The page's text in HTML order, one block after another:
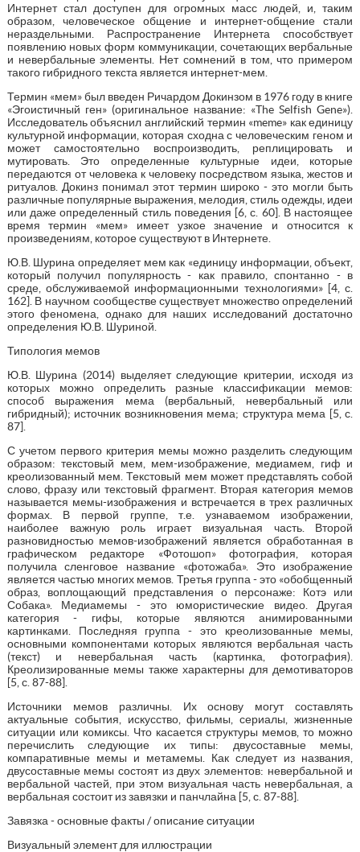
Интернет стал доступен для огромных масс людей, и, таким
образом, человеческое общение и интернет-общение стали
нераздельными. Распространение Интернета способствует
появлению новых форм коммуникации, сочетающих вербальные
и невербальные элементы. Нет сомнений в том, что примером
такого гибридного текста является интернет-мем.
Термин «мем» был введен Ричардом Докинзом в 1976 году в книге
«Эгоистичный ген» (оригинальное название: «The Selfish Gene»).
Исследователь объяснил английский термин «meme» как единицу
культурной информации, которая сходна с человеческим геном и
может самостоятельно воспроизводить, реплицировать и
мутировать. Это определенные культурные идеи, которые
передаются от человека к человеку посредством языка, жестов и
ритуалов. Докинз понимал этот термин широко - это могли быть
различные популярные выражения, мелодия, стиль одежды, идеи
или даже определенный стиль поведения [6, с. 60]. В настоящее
время термин «мем» имеет узкое значение и относится к
произведениям, которое существуют в Интернете.
Ю.В. Шурина определяет мем как «единицу информации, объект,
который получил популярность - как правило, спонтанно - в
среде, обслуживаемой информационными технологиями» [4, с.
162]. В научном сообществе существует множество определений
этого феномена, однако для наших исследований достаточно
определения Ю.В. Шуриной.
Типология мемов
Ю.В. Шурина (2014) выделяет следующие критерии, исходя из
которых можно определить разные классификации мемов:
способ выражения мема (вербальный, невербальный или
гибридный); источник возникновения мема; структура мема [5, с.
87].
С учетом первого критерия мемы можно разделить следующим
образом: текстовый мем, мем-изображение, медиамем, гиф и
креолизованный мем. Текстовый мем может представлять собой
слово, фразу или текстовый фрагмент. Вторая категория мемов
называется мемы-изображения и встречается в трех различных
формах. В первой группе, т.е. узнаваемом изображении,
наиболее важную роль играет визуальная часть. Второй
разновидностью мемов-изображений является обработанная в
графическом редакторе «Фотошоп» фотография, которая
получила сленговое название «фотожаба». Это изображение
является частью многих мемов. Третья группа - это «обобщенный
образ, воплощающий представления о персонаже: Котэ или
Собака». Медиамемы - это юмористические видео. Другая
категория - гифы, которые являются анимированными
картинками. Последняя группа - это креолизованные мемы,
основными компонентами которых являются вербальная часть
(текст) и невербальная часть (картинка, фотография).
Креолизированные мемы также характерны для демотиваторов
[5, с. 87-88].
Источники мемов различны. Их основу могут составлять
актуальные события, искусство, фильмы, сериалы, жизненные
ситуации или комиксы. Что касается структуры мемов, то можно
перечислить следующие их типы: двусоставные мемы,
компаративные мемы и метамемы. Как следует из названия,
двусоставные мемы состоят из двух элементов: невербальной и
вербальной частей, при этом визуальная часть невербальная, а
вербальная состоит из завязки и панчлайна [5, с. 87-88].
Завязка - основные факты / описание ситуации
Визуальный элемент для иллюстрации